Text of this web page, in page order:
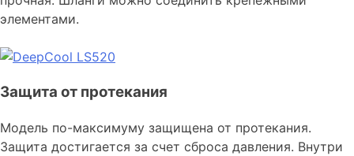
элементами.
Защита от протекания
Модель по-максимуму защищена от протекания.
Защита достигается за счет сброса давления. Внутри